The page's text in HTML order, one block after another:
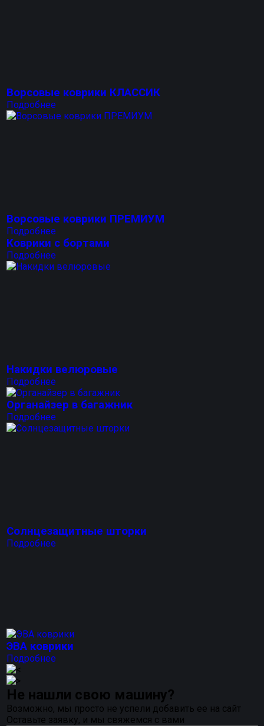
Ворсовые коврики КЛАССИК
Подробнее
Ворсовые коврики ПРЕМИУМ
Подробнее
Коврики с бортами
Подробнее
Накидки велюровые
Подробнее
Органайзер в багажник
Подробнее
Солнцезащитные шторки
Подробнее
ЭВА коврики
Подробнее
Не нашли свою машину?
Возможно, мы просто не успели добавить ее на сайт
Оставьте заявку, и мы свяжемся с вами